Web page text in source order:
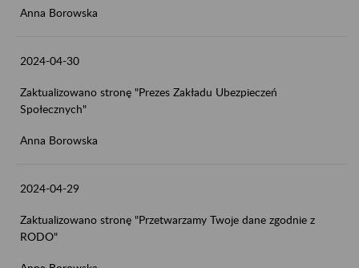
Anna Borowska
2024-04-30
Zaktualizowano stronę "Prezes Zakładu Ubezpieczeń
Społecznych"
Anna Borowska
2024-04-29
Zaktualizowano stronę "Przetwarzamy Twoje dane zgodnie z
RODO"